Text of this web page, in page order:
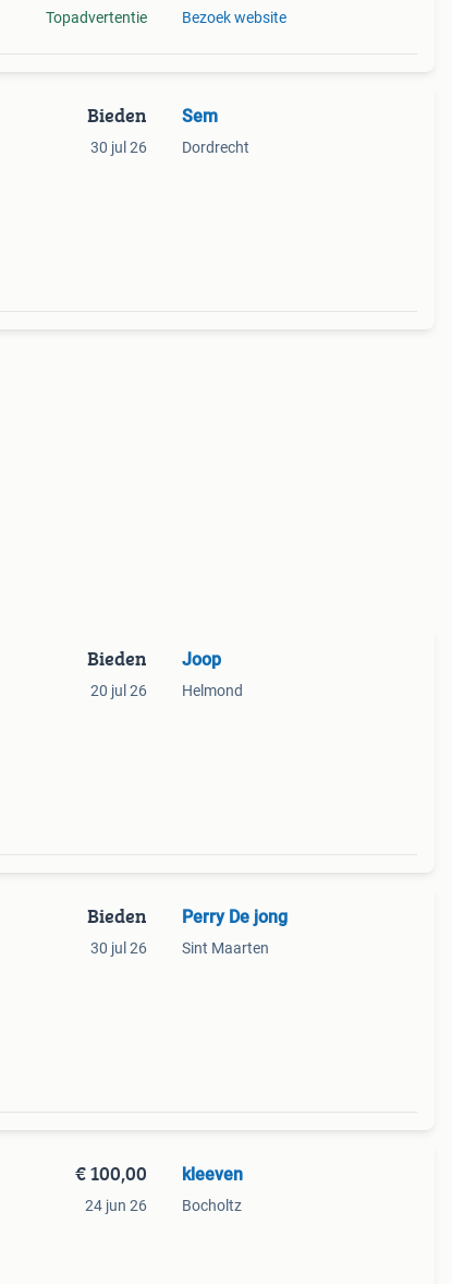
Topadvertentie Bezoek website
Bieden
30 jul 26
Sem
Dordrecht
Bieden
20 jul 26
Joop
Helmond
Bieden
30 jul 26
Perry De jong
Sint Maarten
€ 100,00
24 jun 26
kleeven
Bocholtz